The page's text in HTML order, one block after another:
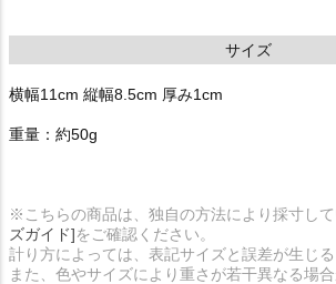
サイズ
横幅11cm 縦幅8.5cm 厚み1cm
重量：約50g
※こちらの商品は、独自の方法により採寸し
ズガイド]をご確認ください。
計り方によっては、表記サイズと誤差が生じる
また、色やサイズにより重さが若干異なる場合